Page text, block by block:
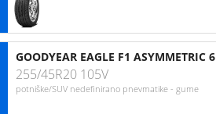
GOODYEAR EAGLE F1 ASYMMETRIC 6
255/45R20 105V
potniške/SUV nedefinirano pnevmatike - gume